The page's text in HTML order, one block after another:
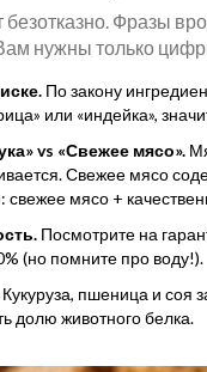
безотказно. Фразы
нужны только
По закону
или «индейка»,
vs «Свежее мясо».
Свежее мясо
мясо +
Посмотрите на
(но помните про воду!).
Кукуруза, пшеница и соя
долю животного белка.